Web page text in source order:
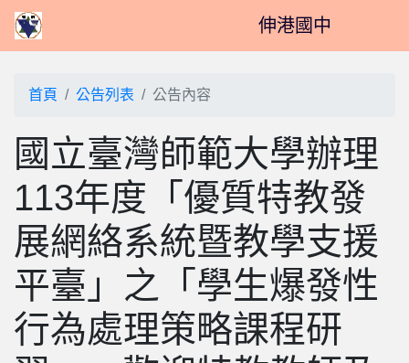
伸港國中
首頁 公告列表 公告內容
國立臺灣師範大學辦理
113年度「優質特教發
展網絡系統暨教學支援
平臺」之「學生爆發性
行為處理策略課程研